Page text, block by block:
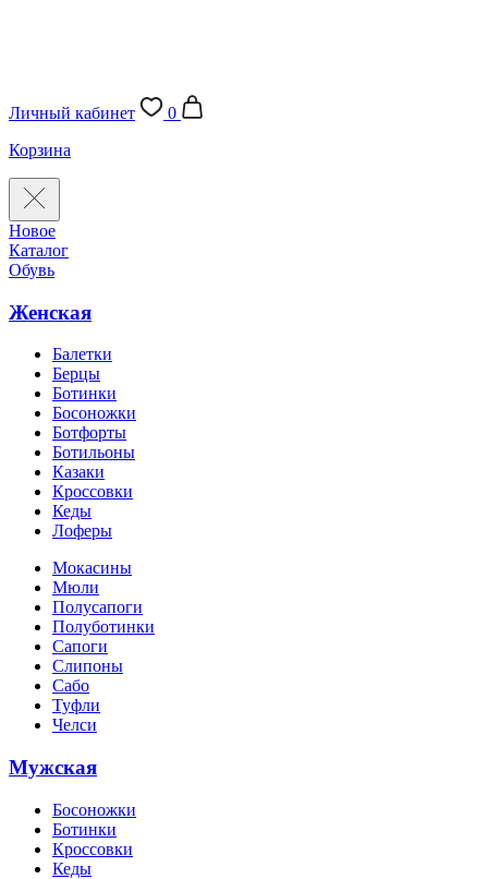
Личный кабинет
0
Корзина
Новое
Каталог
Обувь
Женская
Балетки
Берцы
Ботинки
Босоножки
Ботфорты
Ботильоны
Казаки
Кроссовки
Кеды
Лоферы
Мокасины
Мюли
Полусапоги
Полуботинки
Сапоги
Слипоны
Сабо
Туфли
Челси
Мужская
Босоножки
Ботинки
Кроссовки
Кеды